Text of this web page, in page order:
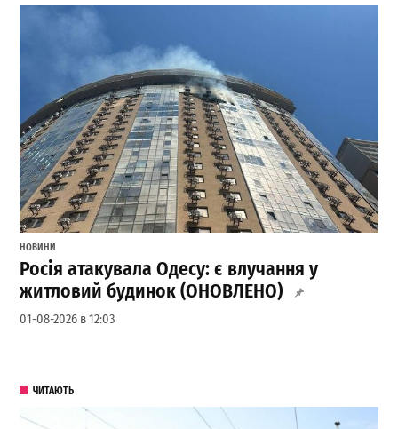
НОВИНИ
Росія атакувала Одесу: є влучання у
житловий будинок (ОНОВЛЕНО)
01-08-2026 в 12:03
ЧИТАЮТЬ